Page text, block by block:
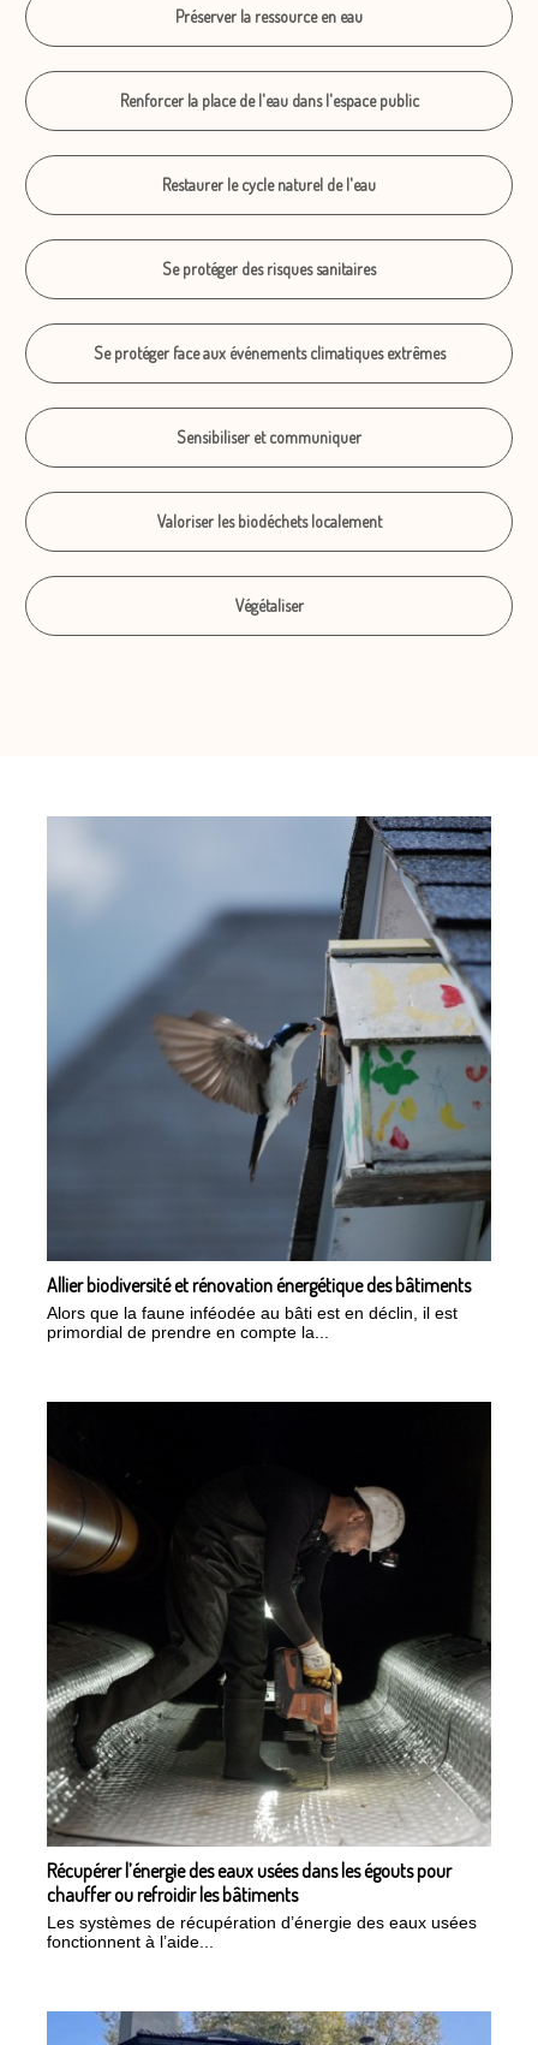
Préserver la ressource en eau
Renforcer la place de l'eau dans l'espace public
Restaurer le cycle naturel de l'eau
Se protéger des risques sanitaires
Se protéger face aux événements climatiques extrêmes
Sensibiliser et communiquer
Valoriser les biodéchets localement
Végétaliser
Allier biodiversité et rénovation énergétique des bâtiments
Alors que la faune inféodée au bâti est en déclin, il est
primordial de prendre en compte la...
Récupérer l’énergie des eaux usées dans les égouts pour
chauffer ou refroidir les bâtiments
Les systèmes de récupération d’énergie des eaux usées
fonctionnent à l’aide...